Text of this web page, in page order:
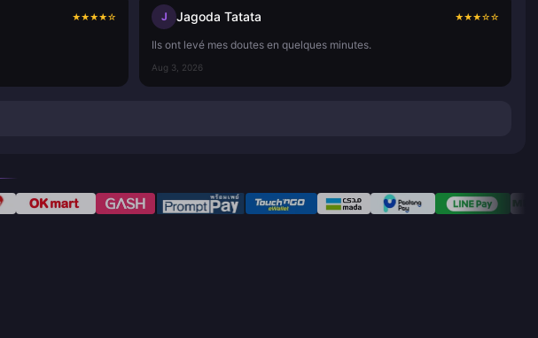
★★★★☆ J Jagoda Tatata ★★★☆☆
Ils ont levé mes doutes en quelques minutes.
Aug 3, 2026